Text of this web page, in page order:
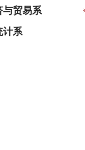
与贸易系
计系